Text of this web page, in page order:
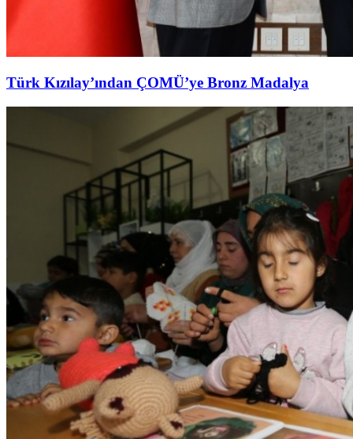
Türk Kızılay’ından ÇOMÜ’ye Bronz Madalya